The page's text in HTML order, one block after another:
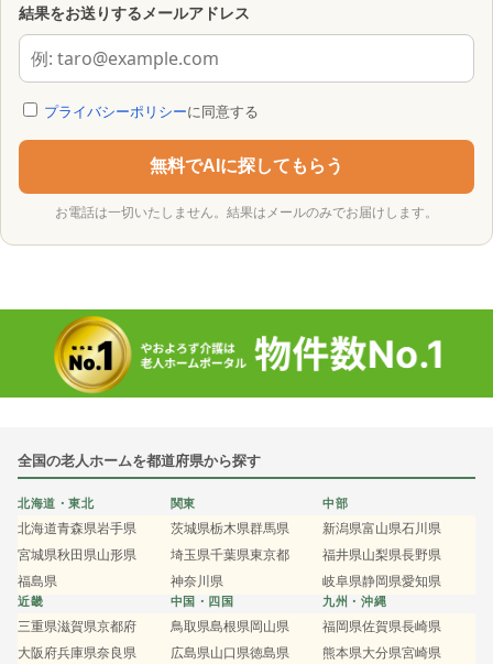
結果をお送りするメールアドレス
プライバシーポリシーに同意する
無料でAIに探してもらう
お電話は一切いたしません。結果はメールのみでお届けします。
全国の老人ホームを都道府県から探す
北海道・東北
北海道青森県岩手県
宮城県秋田県山形県
福島県
関東
茨城県栃木県群馬県
埼玉県千葉県東京都
神奈川県
中部
新潟県富山県石川県
福井県山梨県長野県
岐阜県静岡県愛知県
近畿
三重県滋賀県京都府
大阪府兵庫県奈良県
中国・四国
鳥取県島根県岡山県
広島県山口県徳島県
九州・沖縄
福岡県佐賀県長崎県
熊本県大分県宮崎県